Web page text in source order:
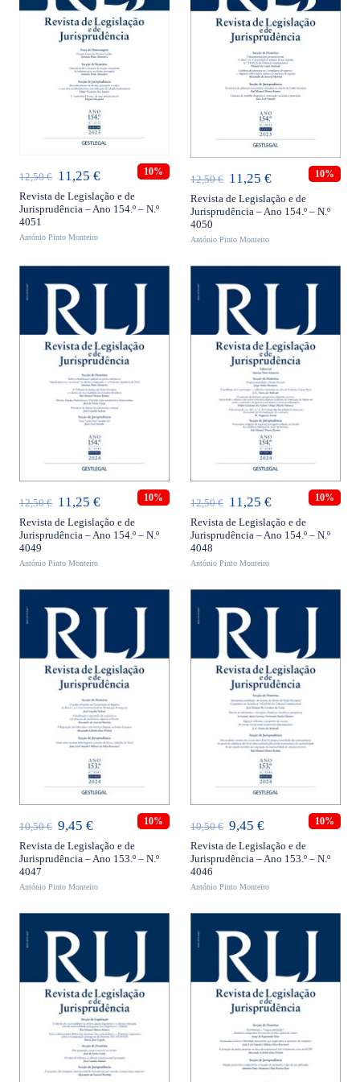
ADICIONAR
12,50€ O
preço
era:
12,50 €.
11,25 €O
preço
11,25 €.
10%
Revista de Legislação e de
Jurisprudência – Ano 154.º – N.º
4051
António Pinto Monteiro
ADICIONAR
12,50€ O
preço
era:
12,50 €.
11,25 €O
preço
11,25 €.
10%
Revista de Legislação e de
Jurisprudência – Ano 154.º – N.º
4050
António Pinto Monteiro
ADICIONAR
12,50€ O
preço
era:
12,50 €.
11,25 €O
preço
11,25 €.
10%
Revista de Legislação e de
Jurisprudência – Ano 154.º – N.º
4049
António Pinto Monteiro
ADICIONAR
12,50€ O
preço
era:
12,50 €.
11,25 €O
preço
11,25 €.
10%
Revista de Legislação e de
Jurisprudência – Ano 154.º – N.º
4048
António Pinto Monteiro
ADICIONAR
10,50€ O
preço
era:
10,50 €.
9,45 €O
preço
é:
9,45 €.
10%
Revista de Legislação e de
Jurisprudência – Ano 153.º – N.º
4047
António Pinto Monteiro
ADICIONAR
10,50€ O
preço
era:
10,50 €.
9,45 €O
preço
é:
9,45 €.
10%
Revista de Legislação e de
Jurisprudência – Ano 153.º – N.º
4046
António Pinto Monteiro